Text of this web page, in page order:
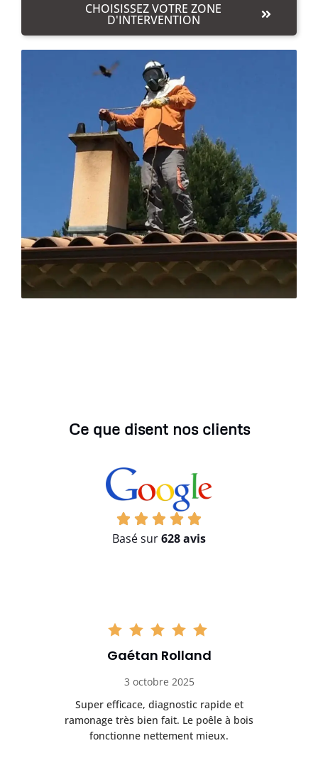
CHOISISSEZ VOTRE ZONE
D'INTERVENTION
Ce que disent nos clients
Basé sur628 avis
Gaétan Rolland
3 octobre 2025
Super efficace, diagnostic rapide et
ramonage très bien fait. Le poêle à bois
fonctionne nettement mieux.